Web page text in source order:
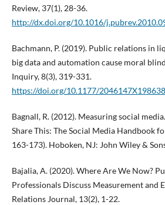
Review, 37(1), 28-36.
http://dx.doi.org/10.1016/
Bachmann, P. (2019). Public relations in
big data and automation cause moral
Inquiry, 8(3), 319-331.
https://doi.org/10.1177/
Bagnall, R. (2012). Measuring social
Share This: The Social Media Handbook
163-173). Hoboken, NJ: John Wiley &
Bajalia, A. (2020). Where Are We Now?
Professionals Discuss Measurement and
Relations Journal, 13(2), 1-22.